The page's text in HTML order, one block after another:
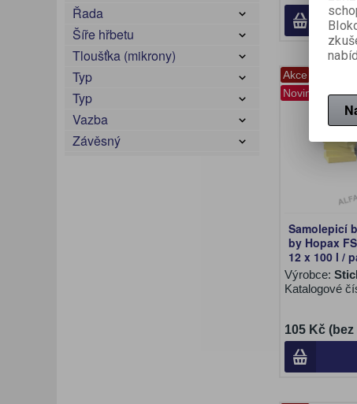
Řada
Šíře hřbetu
Tloušťka (mikrony)
Typ
Typ
Vazba
Závěsný
Akce
Novinka
Samolepicí
by Hopax
12 x 100 l /
Výrobce:
Katalogové
105 Kč (bez